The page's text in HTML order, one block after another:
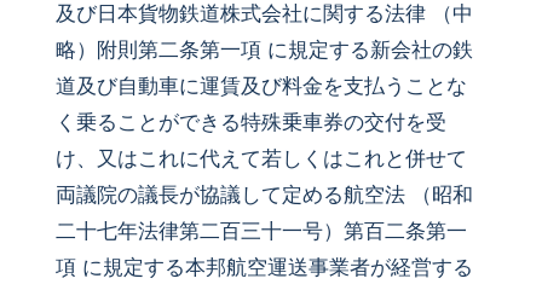
及び日本貨物鉄道株式会社に関する法律 （中
略）附則第二条第一項 に規定する新会社の鉄
道及び自動車に運賃及び料金を支払うことな
く乗ることができる特殊乗車券の交付を受
け、又はこれに代えて若しくはこれと併せて
両議院の議長が協議して定める航空法 （昭和
二十七年法律第二百三十一号）第百二条第一
項 に規定する本邦航空運送事業者が経営する